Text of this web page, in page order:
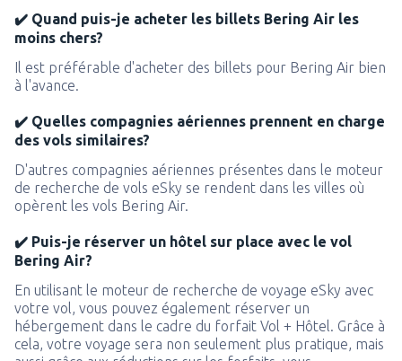
✔️ Quand puis-je acheter les billets Bering Air les
moins chers?
Il est préférable d'acheter des billets pour Bering Air bien
à l'avance.
✔️ Quelles compagnies aériennes prennent en charge
des vols similaires?
D'autres compagnies aériennes présentes dans le moteur
de recherche de vols eSky se rendent dans les villes où
opèrent les vols Bering Air.
✔️ Puis-je réserver un hôtel sur place avec le vol
Bering Air?
En utilisant le moteur de recherche de voyage eSky avec
votre vol, vous pouvez également réserver un
hébergement dans le cadre du forfait Vol + Hôtel. Grâce à
cela, votre voyage sera non seulement plus pratique, mais